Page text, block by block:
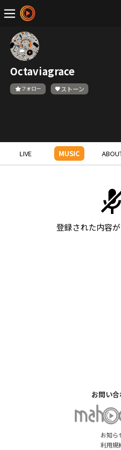
Octaviagrace
フォロー ストーン
LIVE MUSIC
登録された内容が
お知ら
利用規
お問い